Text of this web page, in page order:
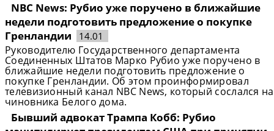
NBC News: Рубио уже поручено в ближайшие
недели подготовить предложение о покупке
Гренландии
14.01
Руководителю Государственного департамента
Соединенных Штатов Марко Рубио уже поручено в
ближайшие недели подготовить предложение о
покупке Гренландии. Об этом проинформировал
телевизионный канал NBC News, который сослался на
чиновника Белого дома.
Бывший адвокат Трампа Кобб: Рубио